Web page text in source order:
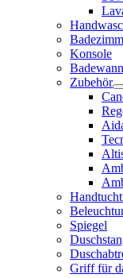
Konsole
Zubehör
Spiegel
Griff für